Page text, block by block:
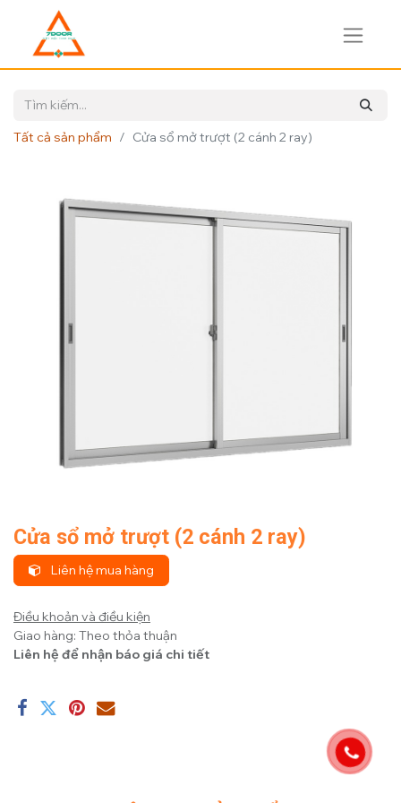
Tất cả sản phẩm Cửa sổ mở trượt (2 cánh 2 ray)
Cửa sổ mở trượt (2 cánh 2 ray)
Liên hệ mua hàng
Điều khoản và điều kiện
Giao hàng: Theo thỏa thuận
Liên hệ để nhận báo giá chi tiết